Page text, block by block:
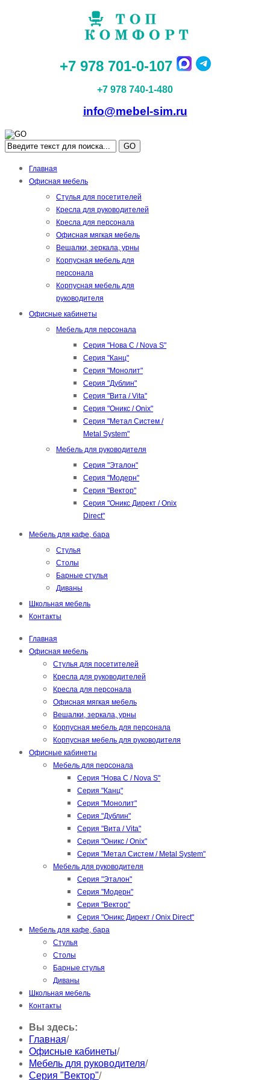
+7 978 701-0-107
+7 978 740-1-480
info@mebel-sim.ru
GO
Главная
Офисная мебель
Стулья для посетителей
Кресла для руководителей
Кресла для персонала
Офисная мягкая мебель
Вешалки, зеркала, урны
Корпусная мебель для
персонала
Корпусная мебель для
руководителя
Офисные кабинеты
Мебель для персонала
Серия "Нова С / Nova S"
Серия "Канц"
Серия "Монолит"
Серия "Дублин"
Серия "Вита / Vita"
Серия "Оникс / Onix"
Серия "Метал Систем /
Metal System"
Мебель для руководителя
Серия "Эталон"
Серия "Модерн"
Серия "Вектор"
Серия "Оникс Директ / Onix
Direct"
Мебель для кафе, бара
Стулья
Столы
Барные стулья
Диваны
Школьная мебель
Контакты
Главная
Офисная мебель
Стулья для посетителей
Кресла для руководителей
Кресла для персонала
Офисная мягкая мебель
Вешалки, зеркала, урны
Корпусная мебель для персонала
Корпусная мебель для руководителя
Офисные кабинеты
Мебель для персонала
Серия "Нова С / Nova S"
Серия "Канц"
Серия "Монолит"
Серия "Дублин"
Серия "Вита / Vita"
Серия "Оникс / Onix"
Серия "Метал Систем / Metal System"
Мебель для руководителя
Серия "Эталон"
Серия "Модерн"
Серия "Вектор"
Серия "Оникс Директ / Onix Direct"
Мебель для кафе, бара
Стулья
Столы
Барные стулья
Диваны
Школьная мебель
Контакты
Вы здесь:
Главная/
Офисные кабинеты/
Мебель для руководителя/
Серия "Вектор"/